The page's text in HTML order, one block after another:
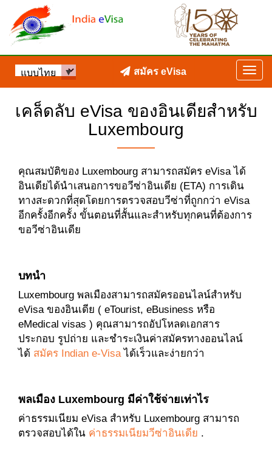
สมัคร eVisa
เคล็ดลับ eVisa ของอินเดียสำหรับ
Luxembourg
คุณสมบัติของ Luxembourg สามารถสมัคร eVisa ได้
อินเดียได้นำเสนอการขอวีซ่าอินเดีย (ETA) การเดิน
ทางสะดวกที่สุดโดยการตรวจสอบวีซ่าที่ถูกกว่า eVisa
อีกครั้งอีกครั้ง ขั้นตอนที่สั้นและสำหรับทุกคนที่ต้องการ
ขอวีซ่าอินเดีย
บทนำ
Luxembourg พลเมืองสามารถสมัครออนไลน์สำหรับ
eVisa ของอินเดีย ( eTourist, eBusiness หรือ
eMedical visas ) คุณสามารถอัปโหลดเอกสาร
ประกอบ รูปถ่าย และชำระเงินค่าสมัครทางออนไลน์
ได้ สมัคร Indian e-Visaได้เร็วและง่ายกว่า
พลเมือง Luxembourg มีค่าใช้จ่ายเท่าไร
ค่าธรรมเนียม eVisa สำหรับ Luxembourg สามารถ
ตรวจสอบได้ใน ค่าธรรมเนียมวีซ่าอินเดีย .